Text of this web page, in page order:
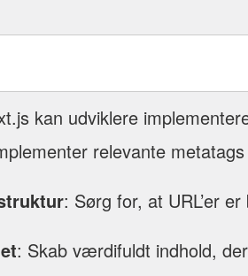
kan udviklere
relevante
: Sørg for, at URL’er
: Skab værdifuldt indhold,